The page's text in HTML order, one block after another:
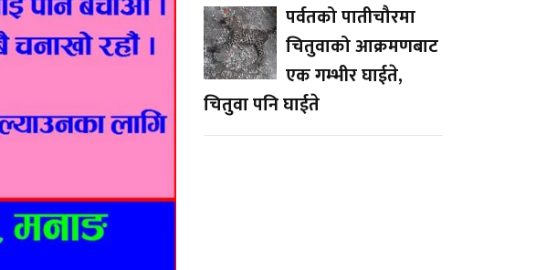
पर्वतको पातीचौरमा
चितुवाको आक्रमणबाट
एक गम्भीर घाईते,
चितुवा पनि घाईते